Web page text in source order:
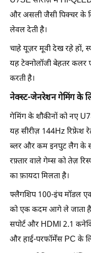
और असली जैसी पिक्चर के
लेवल देती है।
चाहे यूज़र मूवी देख रहे हों,
यह टेक्नोलॉजी बेहतर कलर
करती है।
नेक्स्ट-जेनरेशन गेमिंग के
गेमिंग के शौकीनों को नए
यह सीरीज़ 144Hz रिफ्रेश
ब्लर और कम इनपुट लैग के
रफ़्तार वाले गेम्स को तेज़
का फ़ायदा मिलता है।
फ्लैगशिप 100-इंच मॉडल
को एक कदम आगे ले जाता है,
सपोर्ट और HDMI 2.1
और हाई-परफॉर्मेंस PC के